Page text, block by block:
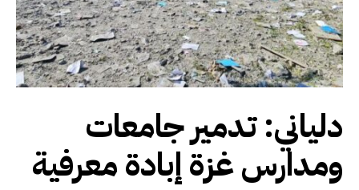
دلياني: تدمير جامعات
ومدارس غزة إبادة معرفية